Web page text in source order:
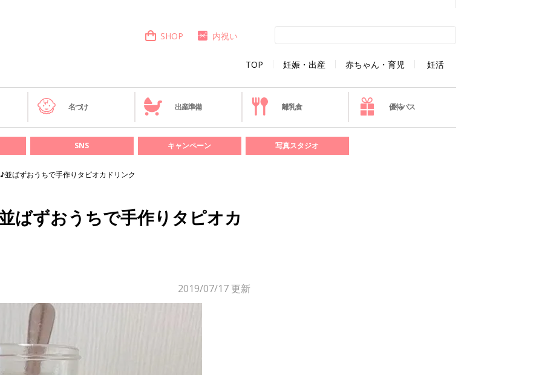
TOP 妊娠・出産 赤ちゃん・育児 妊活
SHOP 内祝い
名づけ 出産準備 離乳食 優待パス
SNS キャンペーン 写真スタジオ
並ばずおうちで手作りタピオカドリンク
ばずおうちで手作りタピオカ
2019/07/17 更新